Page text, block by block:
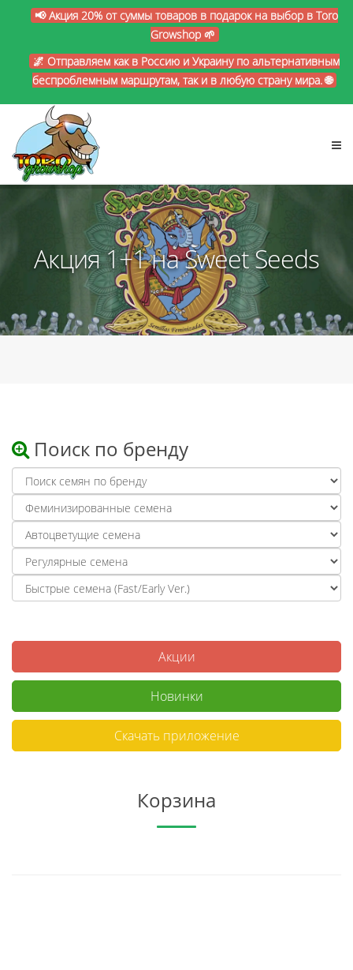
📢 Акция 20% от суммы товаров в подарок на выбор в Toro
Growshop 🌱
🌌 Отправляем как в Россию и Украину по альтернативным
беспроблемным маршрутам, так и в любую страну мира. 🌐
Акция 1+1 на Sweet Seeds
Поиск по бренду
Акции
Новинки
Скачать приложение
Корзина